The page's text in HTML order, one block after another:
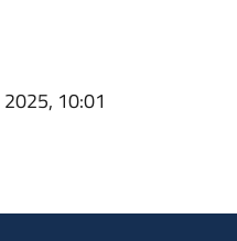
10:01